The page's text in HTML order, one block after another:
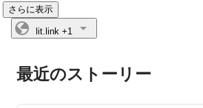
さらに表示
lit.link +1
最近のストーリー